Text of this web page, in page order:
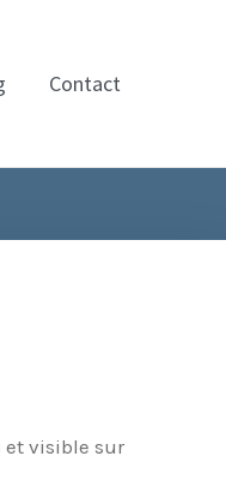
Contact
et visible sur